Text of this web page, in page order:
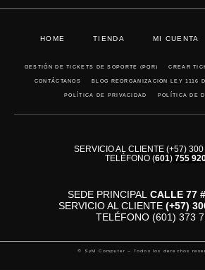
HOME TIENDA MI CUENTA
GESTIÓN DE TICKETS DE SOPORTE (PQR) CREAR
CONTÁCTANOS BLOG REORGANIZACION LEY 1116
POLÍTICA DE PRIVACIDAD POLÍTICA DE
SERVICIO AL CLIENTE (+57)
TELÉFONO (601) 755
SEDE PRINCIPAL CALLE 77
SERVICIO AL CLIENTE (+57)
TELÉFONO (601) 373
© SyM Computer – Todos los derechos